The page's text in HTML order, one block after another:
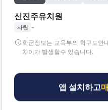
신진주유치원
사립 -
학군정보는 교육부의 학구도안
차이가 발생할수 있습니다.
앱 설치하고